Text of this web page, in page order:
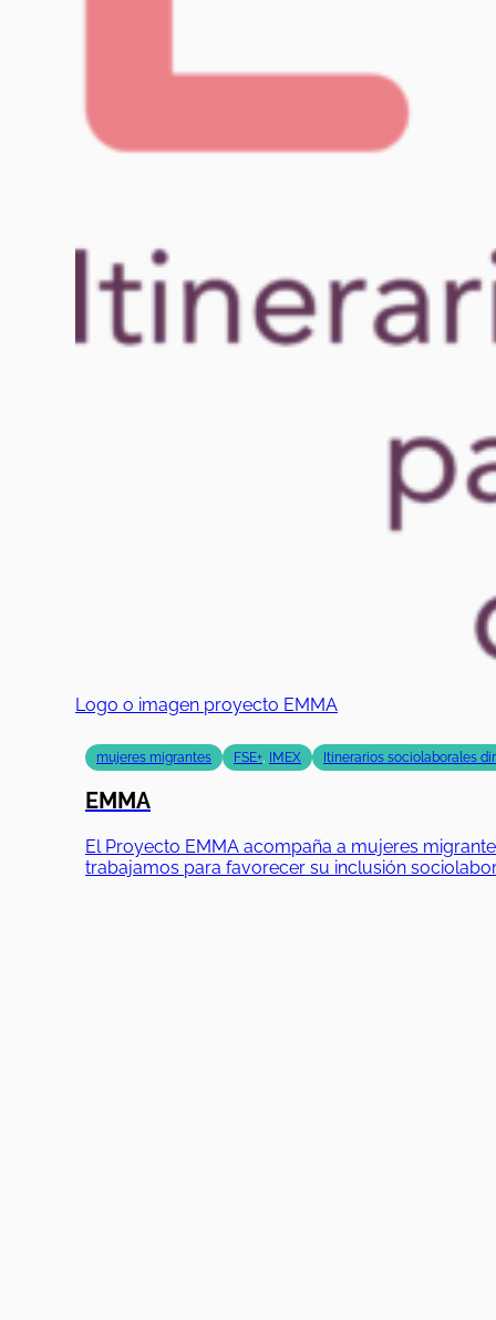
Logo o imagen proyecto EMMA
mujeres migrantes FSE+, IMEX Itinerarios sociolaborales
EMMA
El Proyecto EMMA acompaña a mujeres
trabajamos para favorecer su inclusión